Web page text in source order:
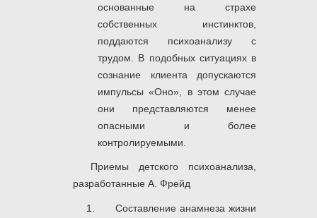
основанные на страхе
собственных инстинктов,
поддаются психоанализу с
трудом. В подобных ситуациях в
сознание клиента допускаются
импульсы «Оно», в этом случае
они представляются менее
опасными и более
контролируемыми.
Приемы детского психоанализа,
разработанные А. Фрейд
Составление анамнеза жизни